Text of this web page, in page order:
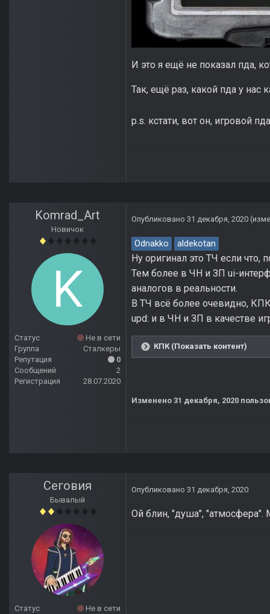
И это я ещё не показал пда,
Так, ещё раз, какой пда у нас
p.s. кстати, вот он, игровой пда
Komrad_Art
Новичок
Статус
Не в сети
Группа
Сталкеры
Репутация
0
Сообщений
2
Регистрация
28.07.2020
Опубликовано 31 декабря, 2020
Odnakko aldekotan
Ну оригинал это ТЧ если
Тем более в ЧН и ЗП ui-
аналогов в реальности.
В ТЧ всё более очевидно,
upd: и в ЧН и ЗП в качестве
КПК (Показать контент)
Изменено 31 декабря, 2020
Сеговия
Бывалый
Статус
Не в сети
Опубликовано 31 декабря, 2020
Ой блин, "душа",